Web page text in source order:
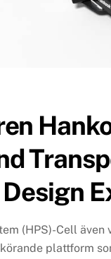
(HPS)-Cell även
plattform